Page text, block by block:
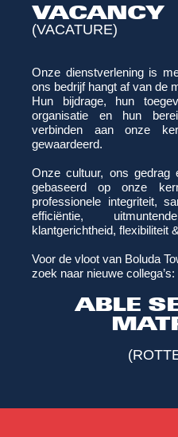
VACANCY
(VACATURE)
Onze dienstverlening is
ons bedrijf hangt af van de
Hun bijdrage, hun
organisatie en hun
verbinden aan onze
gewaardeerd.
Onze cultuur, ons gedrag
gebaseerd op onze
professionele integriteit,
efficiëntie,
klantgerichtheid, flexibiliteit
Voor de vloot van Boluda
zoek naar nieuwe collega’s:
ABLE